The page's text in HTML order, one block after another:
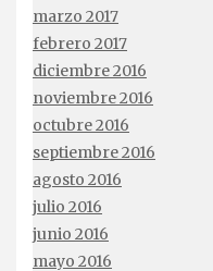
marzo 2017
febrero 2017
diciembre 2016
noviembre 2016
octubre 2016
septiembre 2016
agosto 2016
julio 2016
junio 2016
mayo 2016